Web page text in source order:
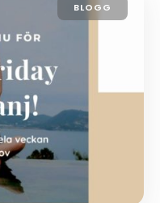
BLOGG